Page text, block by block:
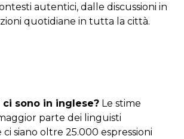
autentici, dalle discussioni in
quotidiane in tutta la città.
sono in inglese? Le stime
parte dei linguisti
siano oltre 25.000 espressioni